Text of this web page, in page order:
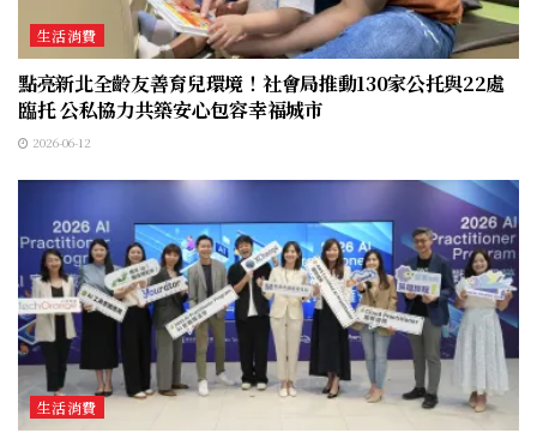
生活消費
點亮新北全齡友善育兒環境！社會局推動130家公托與22處
臨托 公私協力共築安心包容幸福城市
2026-06-12
生活消費